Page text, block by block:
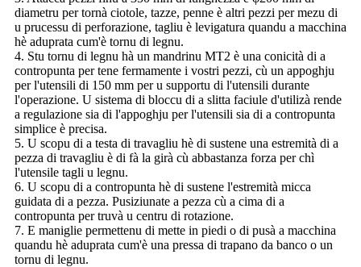
diametru per tornà ciotole, tazze, penne è altri pezzi per mezu di
u prucessu di perforazione, tagliu è levigatura quandu a macchina
hè aduprata cum'è tornu di legnu.
4. Stu tornu di legnu hà un mandrinu MT2 è una conicità di a
contropunta per tene fermamente i vostri pezzi, cù un appoghju
per l'utensili di 150 mm per u supportu di l'utensili durante
l'operazione. U sistema di bloccu di a slitta faciule d'utilizà rende
a regulazione sia di l'appoghju per l'utensili sia di a contropunta
simplice è precisa.
5. U scopu di a testa di travagliu hè di sustene una estremità di a
pezza di travagliu è di fà la girà cù abbastanza forza per chì
l'utensile tagli u legnu.
6. U scopu di a contropunta hè di sustene l'estremità micca
guidata di a pezza. Pusiziunate a pezza cù a cima di a
contropunta per truvà u centru di rotazione.
7. E maniglie permettenu di mette in piedi o di pusà a macchina
quandu hè aduprata cum'è una pressa di trapano da banco o un
tornu di legnu.